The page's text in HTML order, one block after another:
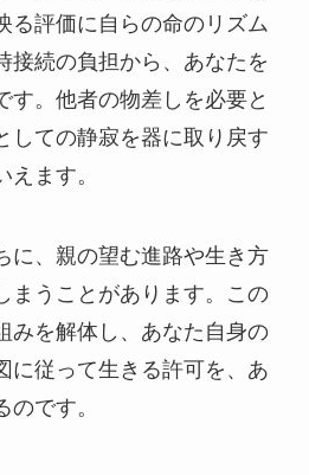
る評価に自らの命のリズム
接続の負担から、あなたを
す。他者の物差しを必要と
しての静寂を器に取り戻す
ます。
に、親の望む進路や生き方
まうことがあります。この
みを解体し、あなた自身の
に従って生きる許可を、あ
です。